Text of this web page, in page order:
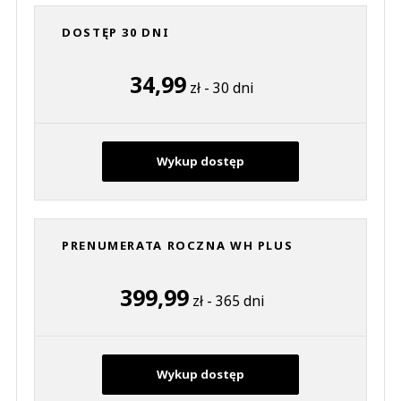
Ktoś inny 12345
11.09.2017 / 19:45
This comment was minimized by the moderator on the site
Z niecierpliwością czekam na wolne niedziele!!!!
Odpowiedz
DOSTĘP 30 DNI
34,99 zł - 30 dni
Wykup dostęp
PRENUMERATA ROCZNA WH PLUS
399,99zł - 365 dni
Wykup dostęp